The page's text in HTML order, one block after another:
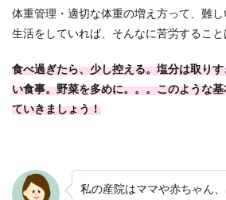
体重管理・適切な体重の増え方って、難
生活をしていれば、そんなに苦労すること
食べ過ぎたら、少し控える。塩分は取り
い食事。野菜を多めに。。。このような
ていきましょう！
私の産院はママや赤ちゃん